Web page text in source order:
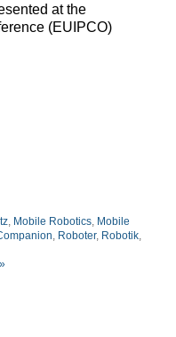
at the
(EUIPCO)
, Mobile Robotics, Mobile
, Roboter, Robotik,